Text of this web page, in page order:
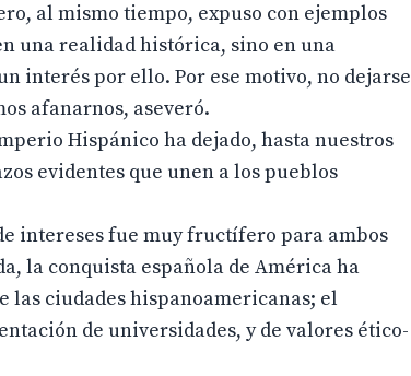
al mismo tiempo, expuso con ejemplos
una realidad histórica, sino en una
interés por ello. Por ese motivo, no dejarse
afanarnos, aseveró.
Hispánico ha dejado, hasta nuestros
evidentes que unen a los pueblos
intereses fue muy fructífero para ambos
la conquista española de América ha
las ciudades hispanoamericanas; el
de universidades, y de valores ético-